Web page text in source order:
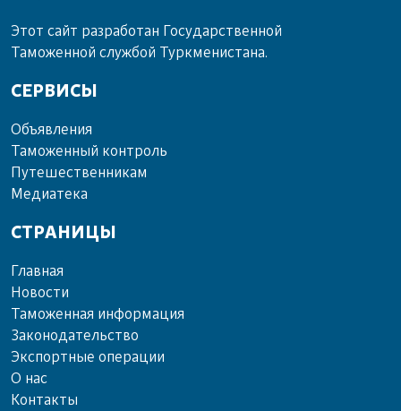
Этот сайт разработан Государственной
Таможенной службой Туркменистана.
СЕРВИСЫ
Объ­яв­ле­ния
Та­мо­жен­ный кон­троль
Пу­те­шест­вен­ни­кам
Ме­диа­те­ка
СТРАНИЦЫ
Главная
Новости
Таможенная информация
Законодательство
Экспортные операции
О нас
Контакты